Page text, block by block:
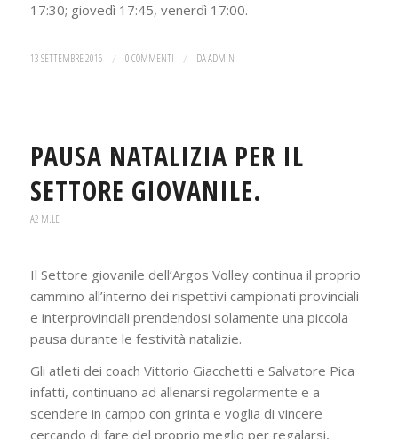
17:30; giovedì 17:45, venerdì 17:00.
13 SETTEMBRE 2016 / 0 COMMENTI / DAADMIN
PAUSA NATALIZIA PER IL
SETTORE GIOVANILE.
A2 M.LE
Il Settore giovanile dell’Argos Volley continua il proprio
cammino all’interno dei rispettivi campionati provinciali
e interprovinciali prendendosi solamente una piccola
pausa durante le festività natalizie.
Gli atleti dei coach Vittorio Giacchetti e Salvatore Pica
infatti, continuano ad allenarsi regolarmente e a
scendere in campo con grinta e voglia di vincere
cercando di fare del proprio meglio per regalarsi,